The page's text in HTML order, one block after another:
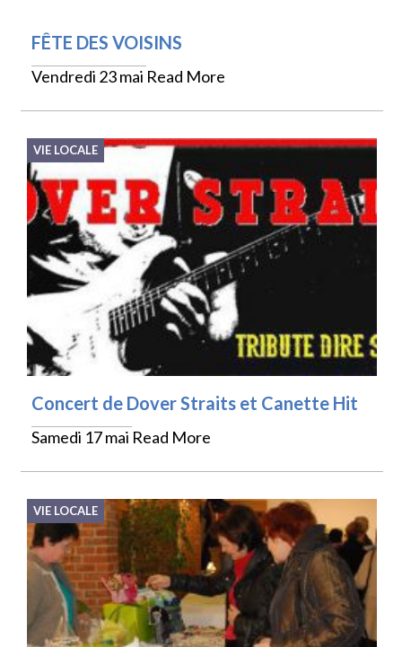
FÊTE DES VOISINS
Vendredi 23 mai Read More
VIE LOCALE
Concert de Dover Straits et Canette Hit
Samedi 17 mai Read More
VIE LOCALE